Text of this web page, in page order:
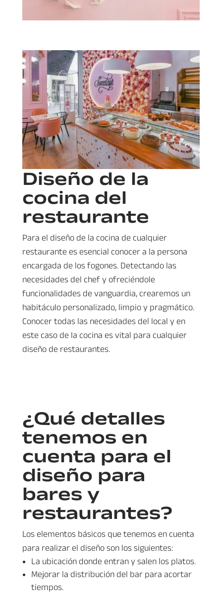
Diseño de la
cocina del
restaurante
Para el diseño de la cocina de cualquier
restaurante es esencial conocer a la persona
encargada de los fogones. Detectando las
necesidades del chef y ofreciéndole
funcionalidades de vanguardia, crearemos un
habitáculo personalizado, limpio y pragmático.
Conocer todas las necesidades del local y en
este caso de la cocina es vital para cualquier
diseño de restaurantes.
¿Qué detalles
tenemos en
cuenta para el
diseño para
bares y
restaurantes?
Los elementos básicos que tenemos en cuenta
para realizar el diseño son los siguientes:
La ubicación donde entran y salen los platos.
Mejorar la distribución del bar para acortar
tiempos.